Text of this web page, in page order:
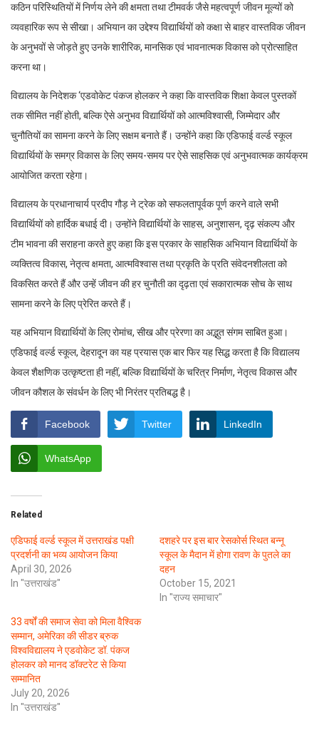
कठिन परिस्थितियों में निर्णय लेने की क्षमता तथा टीमवर्क जैसे महत्वपूर्ण जीवन मूल्यों को
व्यवहारिक रूप से सीखा। अभियान का उद्देश्य विद्यार्थियों को कक्षा से बाहर वास्तविक जीवन
के अनुभवों से जोड़ते हुए उनके शारीरिक, मानसिक एवं भावनात्मक विकास को प्रोत्साहित
करना था।
विद्यालय के निदेशक ‘एडवोकेट पंकज होलकर ने कहा कि वास्तविक शिक्षा केवल पुस्तकों
तक सीमित नहीं होती, बल्कि ऐसे अनुभव विद्यार्थियों को आत्मविश्वासी, जिम्मेदार और
चुनौतियों का सामना करने के लिए सक्षम बनाते हैं। उन्होंने कहा कि एडिफाई वर्ल्ड स्कूल
विद्यार्थियों के समग्र विकास के लिए समय-समय पर ऐसे साहसिक एवं अनुभवात्मक कार्यक्रम
आयोजित करता रहेगा।
विद्यालय के प्रधानाचार्य प्रदीप गौड़ ने ट्रेक को सफलतापूर्वक पूर्ण करने वाले सभी
विद्यार्थियों को हार्दिक बधाई दी। उन्होंने विद्यार्थियों के साहस, अनुशासन, दृढ़ संकल्प और
टीम भावना की सराहना करते हुए कहा कि इस प्रकार के साहसिक अभियान विद्यार्थियों के
व्यक्तित्व विकास, नेतृत्व क्षमता, आत्मविश्वास तथा प्रकृति के प्रति संवेदनशीलता को
विकसित करते हैं और उन्हें जीवन की हर चुनौती का दृढ़ता एवं सकारात्मक सोच के साथ
सामना करने के लिए प्रेरित करते हैं।
यह अभियान विद्यार्थियों के लिए रोमांच, सीख और प्रेरणा का अद्भुत संगम साबित हुआ।
एडिफाई वर्ल्ड स्कूल, देहरादून का यह प्रयास एक बार फिर यह सिद्ध करता है कि विद्यालय
केवल शैक्षणिक उत्कृष्टता ही नहीं, बल्कि विद्यार्थियों के चरित्र निर्माण, नेतृत्व विकास और
जीवन कौशल के संवर्धन के लिए भी निरंतर प्रतिबद्ध है।
Facebook Twitter LinkedIn
WhatsApp
Related
एडिफाई वर्ल्ड स्कूल में उत्तराखंड पक्षी
प्रदर्शनी का भव्य आयोजन किया
April 30, 2026
In "उत्तराखंड"
दशहरे पर इस बार रेसकोर्स स्थित बन्नू
स्कूल के मैदान में होगा रावण के पुतले का
दहन
October 15, 2021
In "राज्य समाचार"
33 वर्षों की समाज सेवा को मिला वैश्विक
सम्मान, अमेरिका की सीडर ब्रुक
विश्वविद्यालय ने एडवोकेट डॉ. पंकज
होलकर को मानद डॉक्टरेट से किया
सम्मानित
July 20, 2026
In "उत्तराखंड"